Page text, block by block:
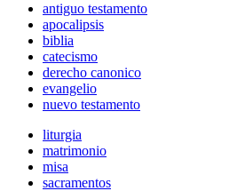
antiguo testamento
apocalipsis
biblia
catecismo
derecho canonico
evangelio
nuevo testamento
liturgia
matrimonio
misa
sacramentos